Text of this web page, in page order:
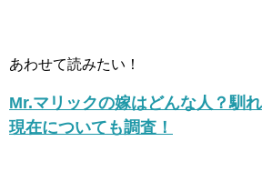
あわせて読みたい！
Mr.マリックの嫁はどんな人？馴
現在についても調査！